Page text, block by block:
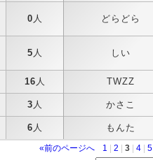
0 人 どらどら
5 人 しい
16 人 TWZZ
3 人 かさこ
6 人 もんた
«前のページへ 1 2 3 4 5